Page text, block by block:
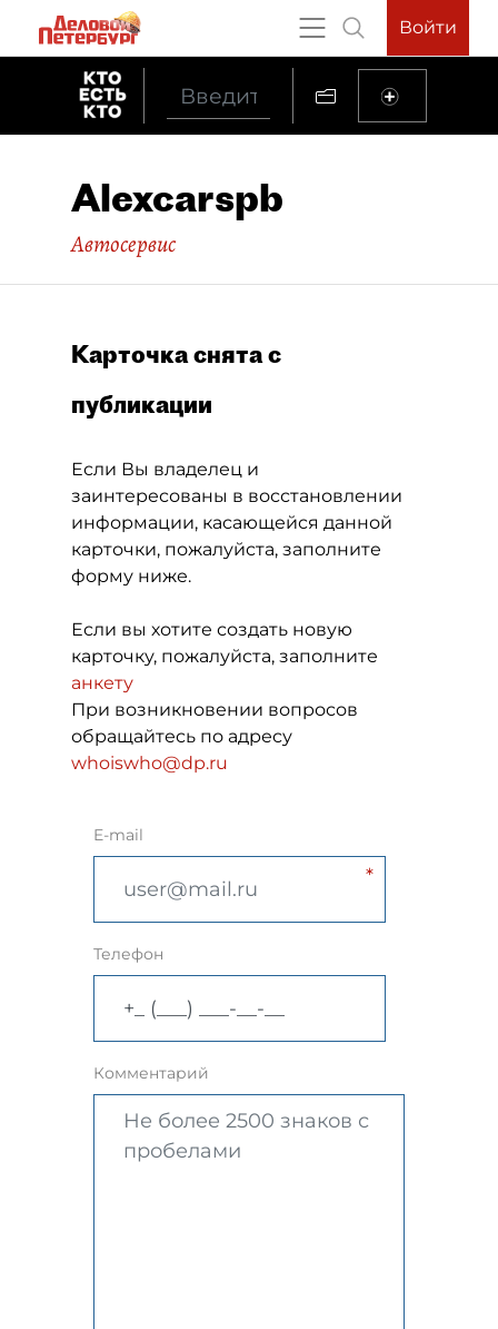
Войти
Alexcarspb
Автосервис
Карточка снята с
публикации
Если Вы владелец и
заинтересованы в восстановлении
информации, касающейся данной
карточки, пожалуйста, заполните
форму ниже.
Если вы хотите создать новую
карточку, пожалуйста, заполните
анкету
При возникновении вопросов
обращайтесь по адресу
whoiswho@dp.ru
E-mail
Телефон
Комментарий